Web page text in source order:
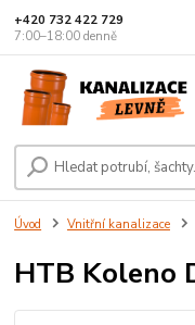
+420 732 422 729
7:00–18:00 denně
Úvod Vnitřní kanalizace
HTB Koleno